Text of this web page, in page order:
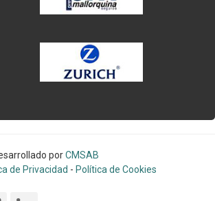
porCMSAB
de Privacidad - Política de Cookies